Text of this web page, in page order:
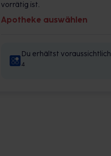
vorrätig ist.
Apotheke auswählen
Du erhältst voraussichtlich
4